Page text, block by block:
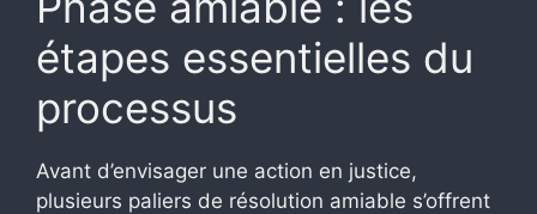
étapes essentielles du
processus
Avant d’envisager une action en justice,
plusieurs paliers de résolution amiable s’offrent